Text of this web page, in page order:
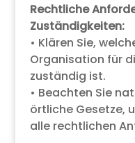
Rechtliche
Zuständigkeiten:
• Klären Sie,
Organisation für
zuständig ist.
• Beachten Sie
örtliche Gesetze,
alle rechtlichen